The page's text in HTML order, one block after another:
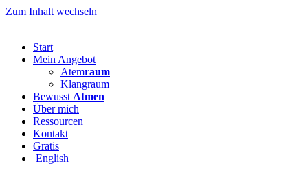
Zum Inhalt wechseln
Start
Mein Angebot
Atemraum
Klangraum
Bewusst Atmen
Über mich
Ressourcen
Kontakt
Gratis
English